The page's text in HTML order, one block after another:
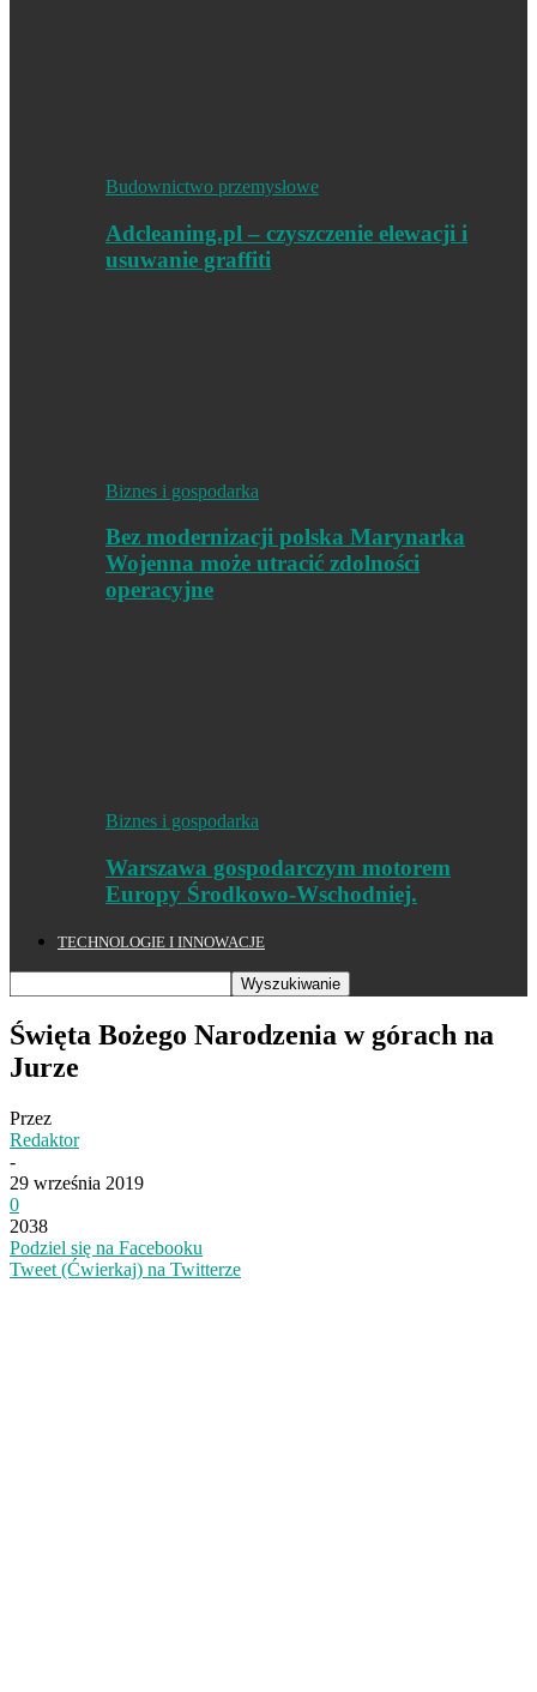
Budownictwo przemysłowe
Adcleaning.pl – czyszczenie elewacji i
usuwanie graffiti
Biznes i gospodarka
Bez modernizacji polska Marynarka
Wojenna może utracić zdolności
operacyjne
Biznes i gospodarka
Warszawa gospodarczym motorem
Europy Środkowo-Wschodniej.
TECHNOLOGIE I INNOWACJE
Święta Bożego Narodzenia w górach na
Jurze
Przez
Redaktor
-
29 września 2019
0
2038
Podziel się na Facebooku
Tweet (Ćwierkaj) na Twitterze